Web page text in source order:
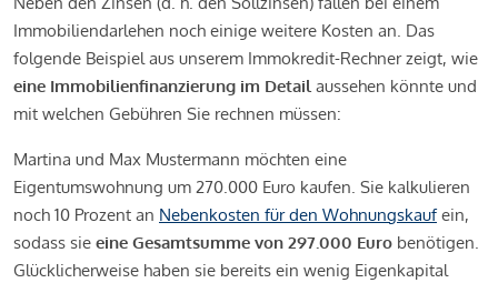
Immobiliendarlehen noch einige weitere Kosten an. Das
folgende Beispiel aus unserem Immokredit-Rechner zeigt, wie
eine Immobilienfinanzierung im Detail aussehen könnte und
mit welchen Gebühren Sie rechnen müssen:
Martina und Max Mustermann möchten eine
Eigentumswohnung um 270.000 Euro kaufen. Sie kalkulieren
noch 10 Prozent an Nebenkosten für den Wohnungskaufein,
sodass sie eine Gesamtsumme von 297.000 Euro benötigen.
Glücklicherweise haben sie bereits ein wenig Eigenkapital